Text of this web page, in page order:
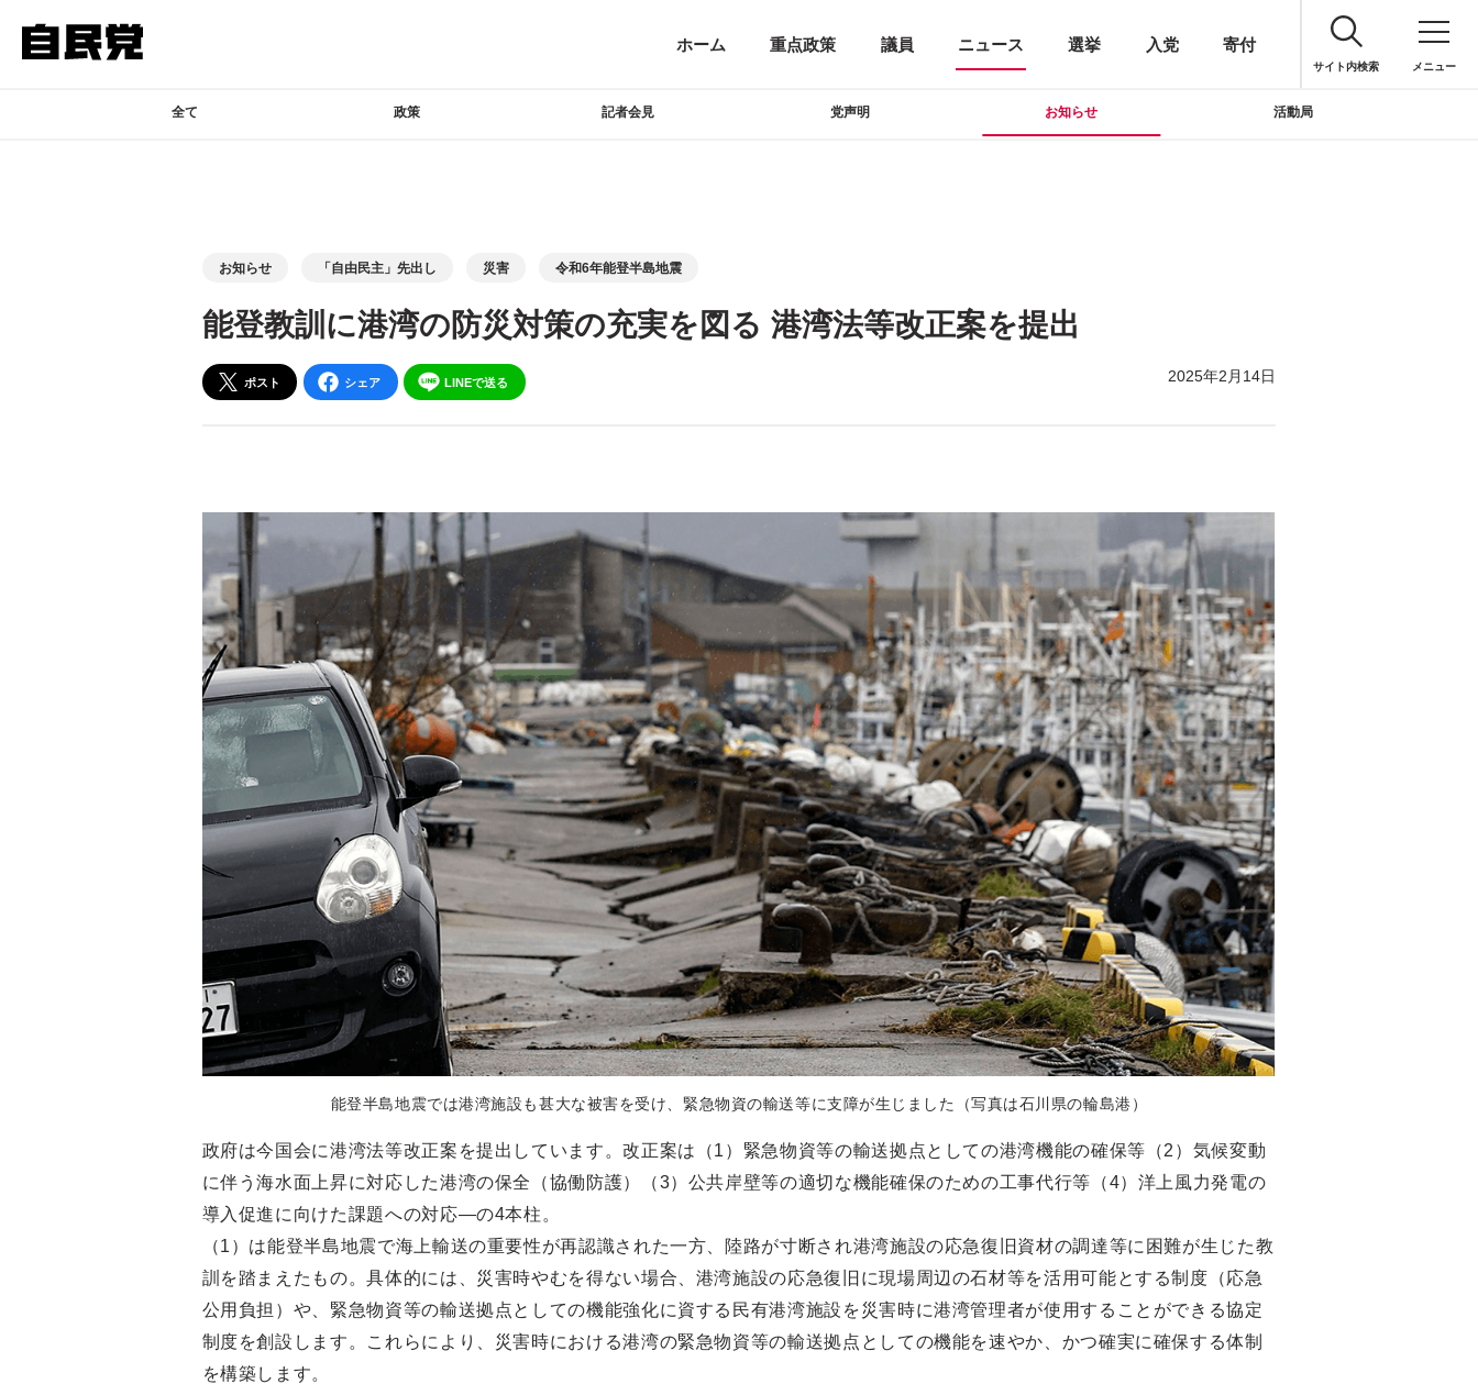
ホーム
重点政策 議員 ニュース 選挙 入党 寄付
サイト内検索 メニュー
全て 政策 記者会見 党声明 お知らせ 活動局
お知らせ 「自由民主」先出し 災害 令和6年能登半島地震
能登教訓に港湾の防災対策の充実を図る 港湾法等改正案を提出
2025年2月14日
ポスト シェア LINEで送る
能登半島地震では港湾施設も甚大な被害を受け、緊急物資の輸送等に支障が生じました（写真は石川県の輪島港）
政府は今国会に港湾法等改正案を提出しています。改正案は（1）緊急物資等の輸送拠点としての港湾機能の確保等（2）気候変動
に伴う海水面上昇に対応した港湾の保全（協働防護）（3）公共岸壁等の適切な機能確保のための工事代行等（4）洋上風力発電の
導入促進に向けた課題への対応―の4本柱。
（1）は能登半島地震で海上輸送の重要性が再認識された一方、陸路が寸断され港湾施設の応急復旧資材の調達等に困難が生じた教
訓を踏まえたもの。具体的には、災害時やむを得ない場合、港湾施設の応急復旧に現場周辺の石材等を活用可能とする制度（応急
公用負担）や、緊急物資等の輸送拠点としての機能強化に資する民有港湾施設を災害時に港湾管理者が使用することができる協定
制度を創設します。これらにより、災害時における港湾の緊急物資等の輸送拠点としての機能を速やか、かつ確実に確保する体制
を構築します。